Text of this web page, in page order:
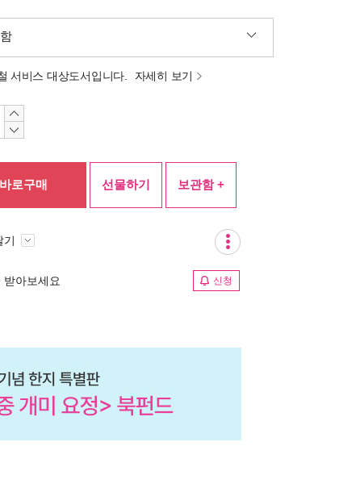
서비스 대상도서입니다. 자세히 보기
바로구매 선물하기 보관함 +
기
아보세요 신청